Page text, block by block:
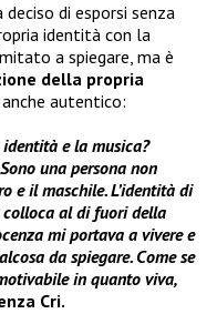
di esporsi senza
identità con la
a spiegare, ma è
della propria
autentico:
identità e la musica?
una persona non
e il maschile. L’identità di
colloca al di fuori della
mi portava a vivere e
da spiegare. Come se
in quanto viva,
Cri.